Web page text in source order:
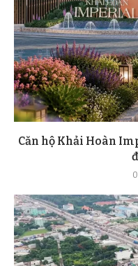
Căn hộ Khải Hoàn